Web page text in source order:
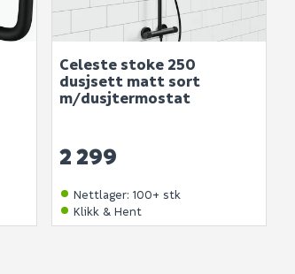
Celeste stoke 250
dusjsett matt sort
m/dusjtermostat
2 299
Nettlager: 100+ stk
Klikk & Hent